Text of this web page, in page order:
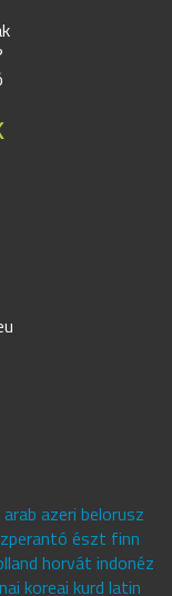
azeri belorusz
észt finn
horvát indonéz
koreai kurd latin